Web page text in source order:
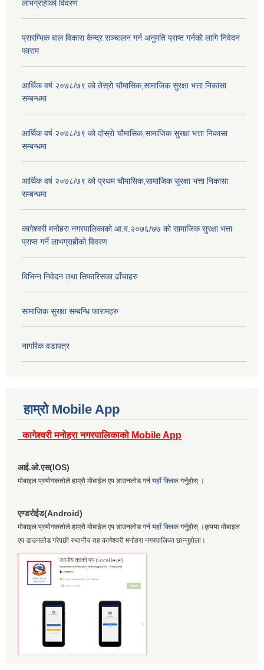
लाभग्राहीको विवरण
प्रारम्भिक बाल विकास केन्द्र सञ्चालन गर्न अनुमति प्राप्त गर्नको लागि निवेदन
फाराम
आर्थिक वर्ष २०७८/७९ को तेस्रो चौमासिक,सामाजिक सुरक्षा भत्ता निकासा
सम्बन्धमा
आर्थिक वर्ष २०७८/७९ को दोस्रो चौमासिक,सामाजिक सुरक्षा भत्ता निकासा
सम्बन्धमा
आर्थिक वर्ष २०७८/७९ को प्रथम चौमासिक,सामाजिक सुरक्षा भत्ता निकासा
सम्बन्धमा
कागेश्वरी मनोहरा नगरपालिकाको आ.व.२०७६/७७ को सामाजिक सुरक्षा भत्ता
प्राप्त गर्ने लाभग्राहीको विवरण
विभिन्न निवेदन तथा सिफारिसका ढाँचाहरु
सामाजिक सुरक्षा सम्बन्धि फारामहरु
नागरिक वडापत्र
हाम्रो Mobile App
कागेश्वरी मनोहरा नगरपालिकाको Mobile App
आई.ओ.एस(IOS)
मोबाइल प्रयोगकर्ताले हाम्रो मोबाईल एप डाउनलोड गर्न यहाँ क्लिक गर्नुहोस् ।
एण्डरोईड(Android)
मोबाइल प्रयोगकर्ताले हाम्रो मोबाईल एप डाउनलोड गर्न यहाँ क्लिक गर्नुहोस् ।कृपया मोबाइल
एप डाउनलोड गरेपछी स्थानीय तह कागेश्वरी मनोहरा नगरपालिका छान्नुहोला।